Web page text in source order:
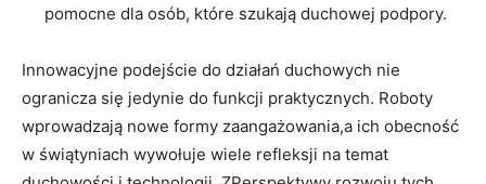
pomocne dla osób, które szukają duchowej podpory.
Innowacyjne podejście do działań duchowych nie
ogranicza się jedynie do funkcji praktycznych. Roboty
wprowadzają nowe formy zaangażowania,a ich obecność
w świątyniach wywołuje wiele refleksji na temat